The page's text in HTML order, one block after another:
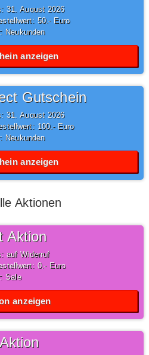
31.August2026
50,- Euro
Neukunden
anzeigen
Gutschein
31.August2026
100,- Euro
Neukunden
anzeigen
Aktionen
Aktion
auf Widerruf
0,- Euro
Sale
anzeigen